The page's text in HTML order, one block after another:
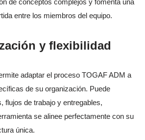
de conceptos complejos y fomenta una
entre los miembros del equipo.
y flexibilidad
adaptar el proceso TOGAF ADM a
de su organización. Puede
flujos de trabajo y entregables,
se alinee perfectamente con su
única.